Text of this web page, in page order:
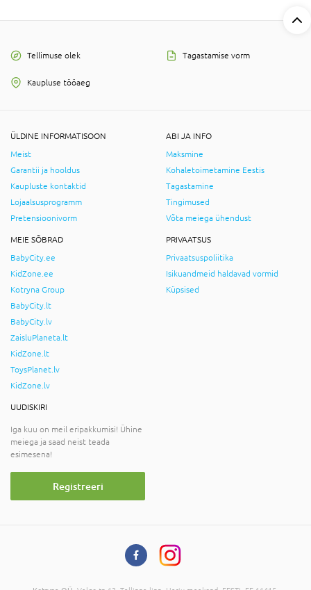
Tellimuse olek Tagastamise vorm
Kaupluse tööaeg
ÜLDINE INFORMATISOON
Meist
Garantii ja hooldus
Kaupluste kontaktid
Lojaalsusprogramm
Pretensioonivorm
ABI JA INFO
Maksmine
Kohaletoimetamine Eestis
Tagastamine
Tingimused
Võta meiega ühendust
MEIE SÕBRAD
BabyCity.ee
KidZone.ee
Kotryna Group
BabyCity.lt
BabyCity.lv
ZaisluPlaneta.lt
KidZone.lt
ToysPlanet.lv
KidZone.lv
PRIVAATSUS
Privaatsuspoliitika
Isikuandmeid haldavad vormid
Küpsised
UUDISKIRI
Iga kuu on meil eripakkumisi! Ühine
meiega ja saad neist teada
esimesena!
Registreeri